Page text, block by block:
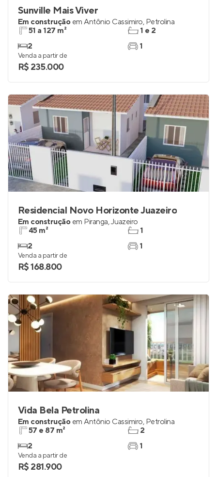
Sunville Mais Viver
Em construção em Antônio Cassimiro, Petrolina
51 a 127 m²
2
1 e 2
1
Venda a partir de
R$ 235.000
Residencial Novo Horizonte Juazeiro
Em construção em Piranga,Juazeiro
45 m²
2
1
1
Venda a partir de
R$ 168.800
Vida Bela Petrolina
Em construção em Antônio Cassimiro, Petrolina
57 e 87 m²
2
2
1
Venda a partir de
R$ 281.900